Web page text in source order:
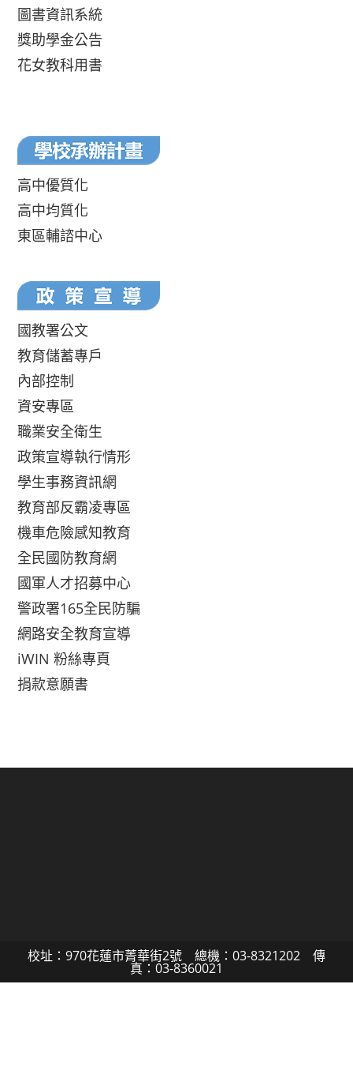
圖書資訊系統
獎助學金公告
花女教科用書
高中優質化
高中均質化
東區輔諮中心
國教署公文
教育儲蓄專戶
內部控制
資安專區
職業安全衛生
政策宣導執行情形
學生事務資訊網
教育部反霸凌專區
機車危險感知教育
全民國防教育網
國軍人才招募中心
警政署165全民防騙
網路安全教育宣導
iWIN 粉絲專頁
捐款意願書
校址：970花蓮市菁華街2號 總機：03-8321202 傳
真：03-8360021